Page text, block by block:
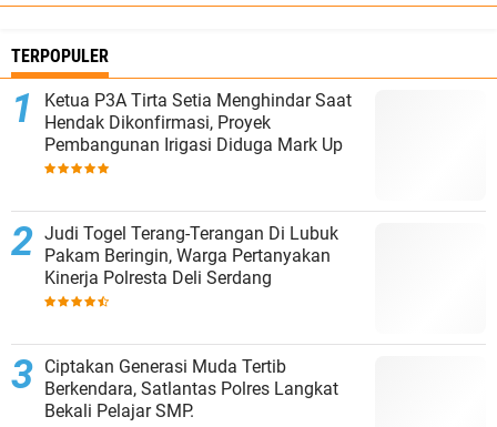
TERPOPULER
Ketua P3A Tirta Setia Menghindar Saat
Hendak Dikonfirmasi, Proyek
Pembangunan Irigasi Diduga Mark Up
Judi Togel Terang-Terangan Di Lubuk
Pakam Beringin, Warga Pertanyakan
Kinerja Polresta Deli Serdang
Ciptakan Generasi Muda Tertib
Berkendara, Satlantas Polres Langkat
Bekali Pelajar SMP.